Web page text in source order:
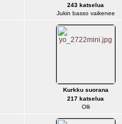
243 katselua
Jukin basso vaikenee
Kurkku suorana
217 katselua
Olli